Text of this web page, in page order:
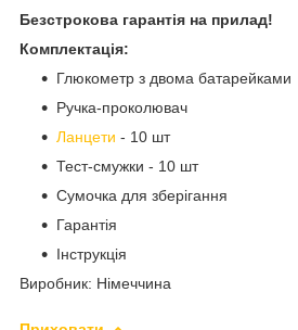
Безстрокова гарантія на прилад!
Комплектація:
Глюкометр з двома батарейками
Ручка-проколювач
Ланцети - 10 шт
Тест-смужки - 10 шт
Сумочка для зберігання
Гарантія
Інструкція
Виробник: Німеччина